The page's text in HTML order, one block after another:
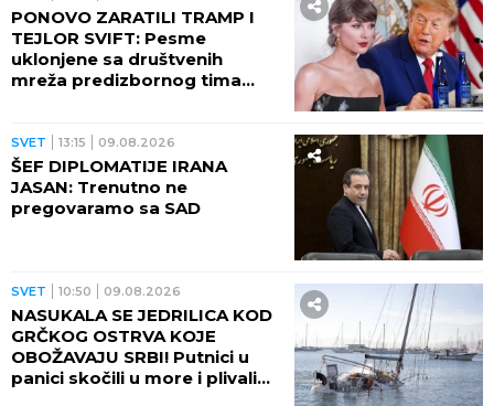
PONOVO ZARATILI TRAMP I
TEJLOR SVIFT: Pesme
uklonjene sa društvenih
mreža predizbornog tima
SVET 13:15 09.08.2026
ŠEF DIPLOMATIJE IRANA
JASAN: Trenutno ne
pregovaramo sa SAD
SVET 10:50 09.08.2026
NASUKALA SE JEDRILICA KOD
GRČKOG OSTRVA KOJE
OBOŽAVAJU SRBI! Putnici u
panici skočili u more i plivali